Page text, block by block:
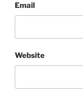
Email
Website